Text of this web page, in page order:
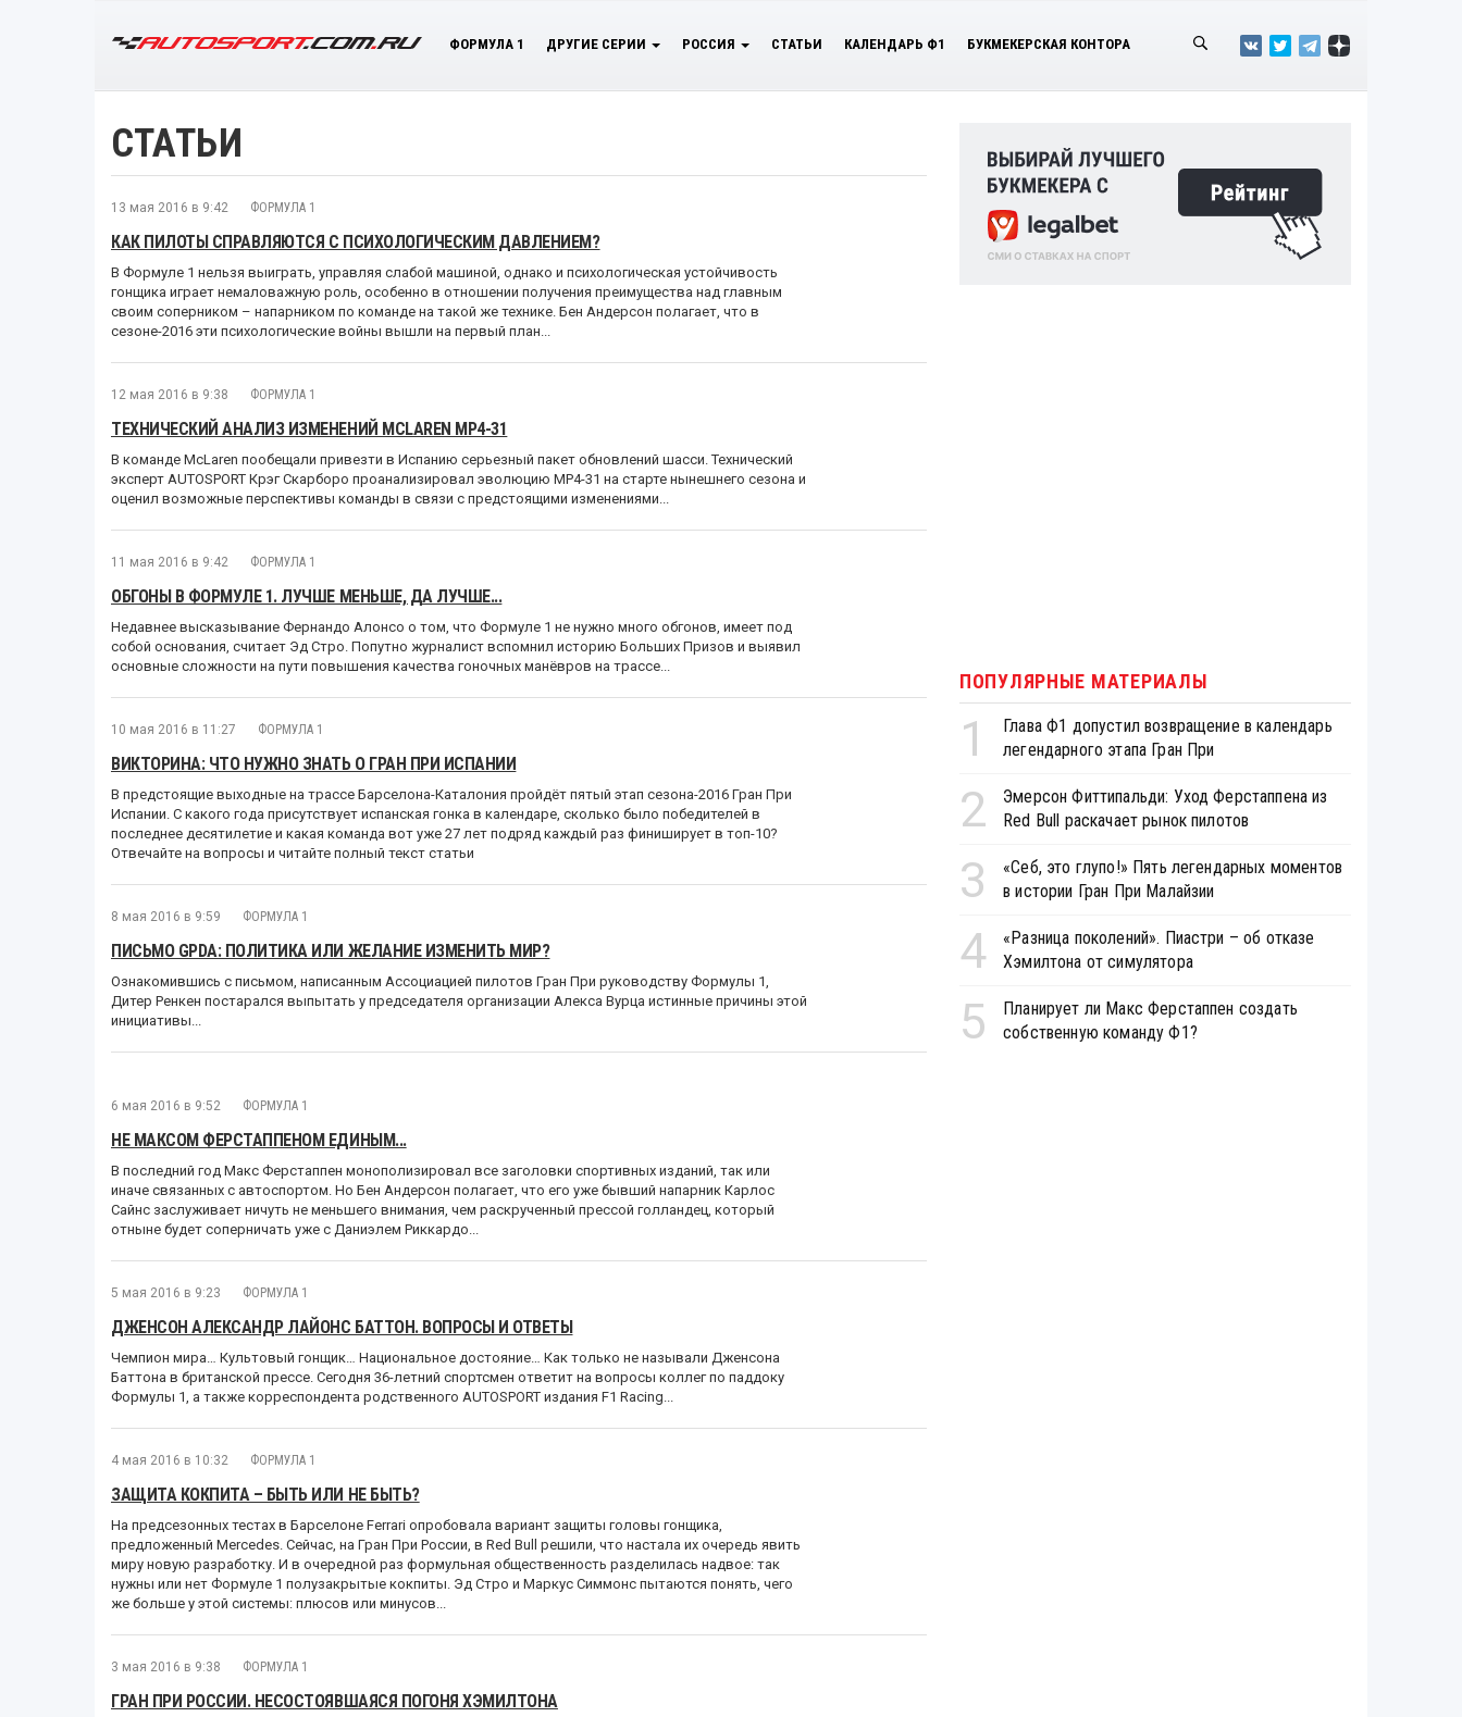
ФОРМУЛА 1 ДРУГИЕ СЕРИИ РОССИЯ СТАТЬИ КАЛЕНДАРЬ Ф1 БУКМЕКЕРСКАЯ КОНТОРА
СТАТЬИ
13 мая 2016 в 9:42 ФОРМУЛА 1
КАК ПИЛОТЫ СПРАВЛЯЮТСЯ С ПСИХОЛОГИЧЕСКИМ ДАВЛЕНИЕМ?
В Формуле 1 нельзя выиграть, управляя слабой машиной, однако и психологическая устойчивость
гонщика играет немаловажную роль, особенно в отношении получения преимущества над главным
своим соперником – напарником по команде на такой же технике. Бен Андерсон полагает, что в
сезоне-2016 эти психологические войны вышли на первый план...
12 мая 2016 в 9:38 ФОРМУЛА 1
ТЕХНИЧЕСКИЙ АНАЛИЗ ИЗМЕНЕНИЙ MCLAREN MP4-31
В команде McLaren пообещали привезти в Испанию серьезный пакет обновлений шасси. Технический
эксперт AUTOSPORT Крэг Скарборо проанализировал эволюцию MP4-31 на старте нынешнего сезона и
оценил возможные перспективы команды в связи с предстоящими изменениями...
11 мая 2016 в 9:42 ФОРМУЛА 1
ОБГОНЫ В ФОРМУЛЕ 1. ЛУЧШЕ МЕНЬШЕ, ДА ЛУЧШЕ...
Недавнее высказывание Фернандо Алонсо о том, что Формуле 1 не нужно много обгонов, имеет под
собой основания, считает Эд Стро. Попутно журналист вспомнил историю Больших Призов и выявил
основные сложности на пути повышения качества гоночных манёвров на трассе...
10 мая 2016 в 11:27 ФОРМУЛА 1
ВИКТОРИНА: ЧТО НУЖНО ЗНАТЬ О ГРАН ПРИ ИСПАНИИ
В предстоящие выходные на трассе Барселона-Каталония пройдёт пятый этап сезона-2016 Гран При
Испании. С какого года присутствует испанская гонка в календаре, сколько было победителей в
последнее десятилетие и какая команда вот уже 27 лет подряд каждый раз финиширует в топ-10?
Отвечайте на вопросы и читайте полный текст статьи
8 мая 2016 в 9:59 ФОРМУЛА 1
ПИСЬМО GPDA: ПОЛИТИКА ИЛИ ЖЕЛАНИЕ ИЗМЕНИТЬ МИР?
Ознакомившись с письмом, написанным Ассоциацией пилотов Гран При руководству Формулы 1,
Дитер Ренкен постарался выпытать у председателя организации Алекса Вурца истинные причины этой
инициативы...
6 мая 2016 в 9:52 ФОРМУЛА 1
НЕ МАКСОМ ФЕРСТАППЕНОМ ЕДИНЫМ...
В последний год Макс Ферстаппен монополизировал все заголовки спортивных изданий, так или
иначе связанных с автоспортом. Но Бен Андерсон полагает, что его уже бывший напарник Карлос
Сайнс заслуживает ничуть не меньшего внимания, чем раскрученный прессой голландец, который
отныне будет соперничать уже с Даниэлем Риккардо...
5 мая 2016 в 9:23 ФОРМУЛА 1
ДЖЕНСОН АЛЕКСАНДР ЛАЙОНС БАТТОН. ВОПРОСЫ И ОТВЕТЫ
Чемпион мира… Культовый гонщик… Национальное достояние… Как только не называли Дженсона
Баттона в британской прессе. Сегодня 36-летний спортсмен ответит на вопросы коллег по паддоку
Формулы 1, а также корреспондента родственного AUTOSPORT издания F1 Racing...
4 мая 2016 в 10:32 ФОРМУЛА 1
ЗАЩИТА КОКПИТА – БЫТЬ ИЛИ НЕ БЫТЬ?
На предсезонных тестах в Барселоне Ferrari опробовала вариант защиты головы гонщика,
предложенный Mercedes. Сейчас, на Гран При России, в Red Bull решили, что настала их очередь явить
миру новую разработку. И в очередной раз формульная общественность разделилась надвое: так
нужны или нет Формуле 1 полузакрытые кокпиты. Эд Стро и Маркус Симмонс пытаются понять, чего
же больше у этой системы: плюсов или минусов...
3 мая 2016 в 9:38 ФОРМУЛА 1
ГРАН ПРИ РОССИИ. НЕСОСТОЯВШАЯСЯ ПОГОНЯ ХЭМИЛТОНА
ПОПУЛЯРНЫЕ МАТЕРИАЛЫ
1
Глава Ф1 допустил возвращение в календарь
легендарного этапа Гран При
2
Эмерсон Фиттипальди: Уход Ферстаппена из
Red Bull раскачает рынок пилотов
3
«Себ, это глупо!» Пять легендарных моментов
в истории Гран При Малайзии
4
«Разница поколений». Пиастри – об отказе
Хэмилтона от симулятора
5
Планирует ли Макс Ферстаппен создать
собственную команду Ф1?